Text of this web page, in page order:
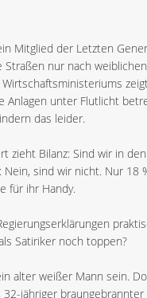
Mitglied der Letzten
nur nach
unter Flutlicht
das leider.
zieht Bilanz: Sind wir in
sind wir nicht. Nur 18
für ihr Handy.
Satiriker noch toppen?
alter weißer Mann sein.
jähriger